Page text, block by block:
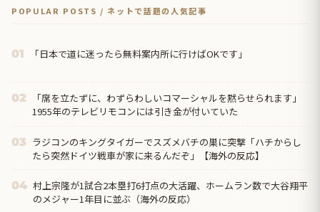
POPULAR POSTS / ネットで話題の人気記事
01 「日本で道に迷ったら無料案内所に行けばOKです」
02
「席を立たずに、わずらわしいコマーシャルを黙らせられます」
1955年のテレビリモコンには引き金が付いていた
03 ラジコンのキングタイガーでスズメバチの巣に突撃「ハチからし
たら突然ドイツ戦車が家に来るんだぞ」【海外の反応】
04 村上宗隆が1試合2本塁打6打点の大活躍、ホームラン数で大谷翔平
のメジャー1年目に並ぶ（海外の反応）